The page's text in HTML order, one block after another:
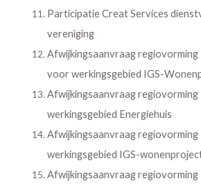
Participatie Creat Services
vereniging
Afwijkingsaanvraag
voor werkingsgebied IGS-
Afwijkingsaanvraag
werkingsgebied Energiehuis
Afwijkingsaanvraag regiovorming
werkingsgebied IGS-
Afwijkingsaanvraag regiovorming